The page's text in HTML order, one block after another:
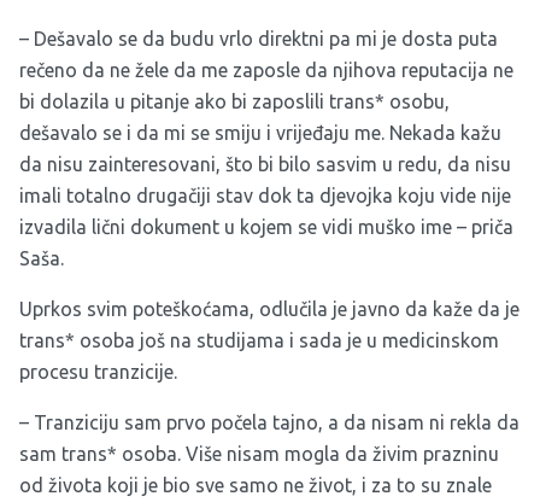
– Dešavalo se da budu vrlo direktni pa mi je dosta puta
rečeno da ne žele da me zaposle da njihova reputacija ne
bi dolazila u pitanje ako bi zaposlili trans* osobu,
dešavalo se i da mi se smiju i vrijeđaju me. Nekada kažu
da nisu zainteresovani, što bi bilo sasvim u redu, da nisu
imali totalno drugačiji stav dok ta djevojka koju vide nije
izvadila lični dokument u kojem se vidi muško ime – priča
Saša.
Uprkos svim poteškoćama, odlučila je javno da kaže da je
trans* osoba još na studijama i sada je u medicinskom
procesu tranzicije.
– Tranziciju sam prvo počela tajno, a da nisam ni rekla da
sam trans* osoba. Više nisam mogla da živim prazninu
od života koji je bio sve samo ne život, i za to su znale